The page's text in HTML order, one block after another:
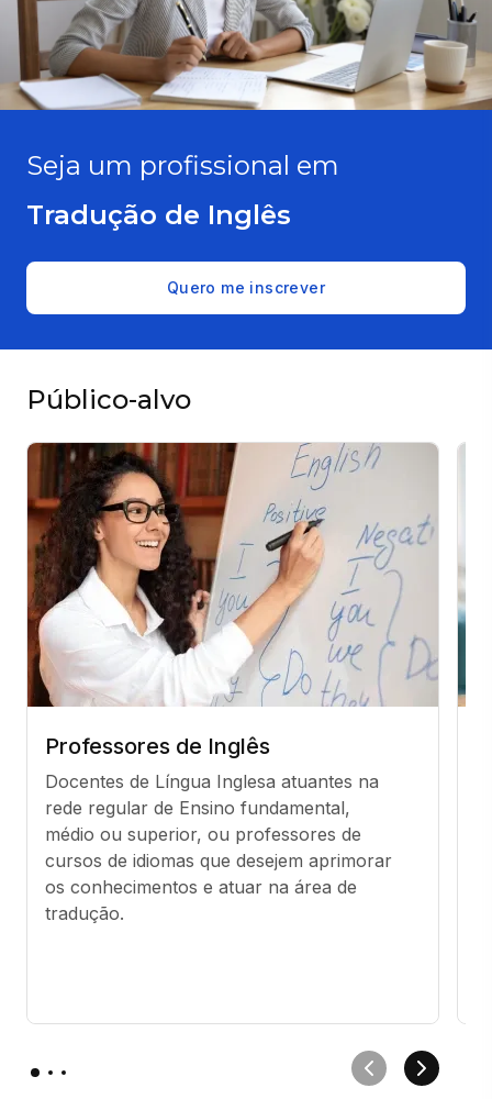
Seja um profissional em
Tradução de Inglês
Quero me inscrever
Público-alvo
Professores de Inglês
Docentes de Língua Inglesa atuantes na
rede regular de Ensino fundamental,
médio ou superior, ou professores de
cursos de idiomas que desejem aprimorar
os conhecimentos e atuar na área de
tradução.